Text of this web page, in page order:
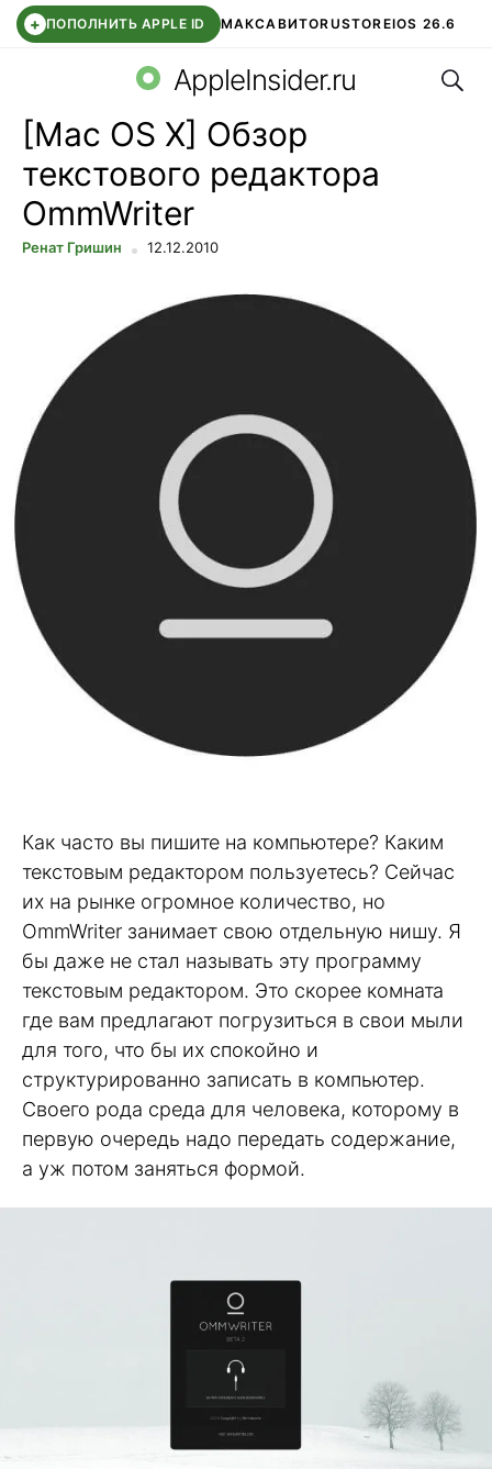
+ ПОПОЛНИТЬ APPLE ID МАКСАВИТОRUSTOREIOS 26.6
СБЕР КИДС ВТБ ОНЛАЙН ЧАТ В ROBLOX
AppleInsider.ru
[Mac OS X] Обзор
текстового редактора
OmmWriter
Ренат Гришин 12.12.2010
Как часто вы пишите на компьютере? Каким
текстовым редактором пользуетесь? Сейчас
их на рынке огромное количество, но
OmmWriter занимает свою отдельную нишу. Я
бы даже не стал называть эту программу
текстовым редактором. Это скорее комната
где вам предлагают погрузиться в свои мыли
для того, что бы их спокойно и
структурированно записать в компьютер.
Своего рода среда для человека, которому в
первую очередь надо передать содержание,
а уж потом заняться формой.